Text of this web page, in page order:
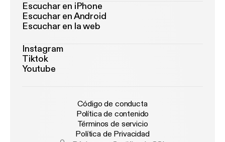
Escuchar en iPhone
Escuchar en Android
Escuchar en la web
Instagram
Tiktok
Youtube
Código de conducta
Política de contenido
Términos de servicio
Política de Privacidad